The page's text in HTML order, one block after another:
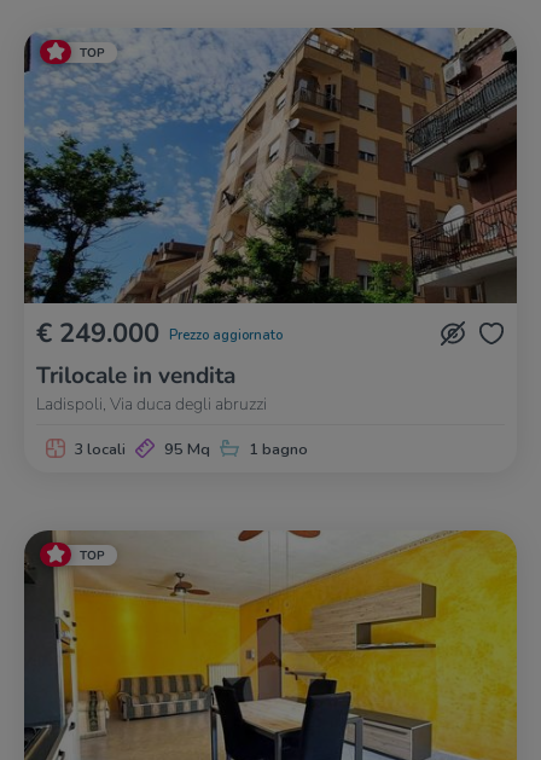
TOP
€ 249.000 Prezzo aggiornato
Trilocale in vendita
Ladispoli, Via duca degli abruzzi
3 locali 95 Mq 1 bagno
TOP